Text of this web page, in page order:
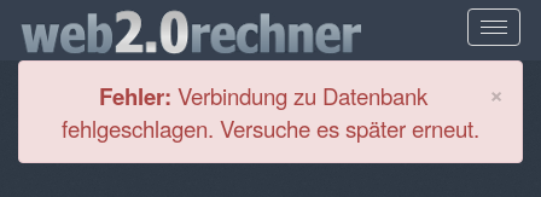
×
Fehler: Verbindung zu Datenbank
fehlgeschlagen. Versuche es später erneut.